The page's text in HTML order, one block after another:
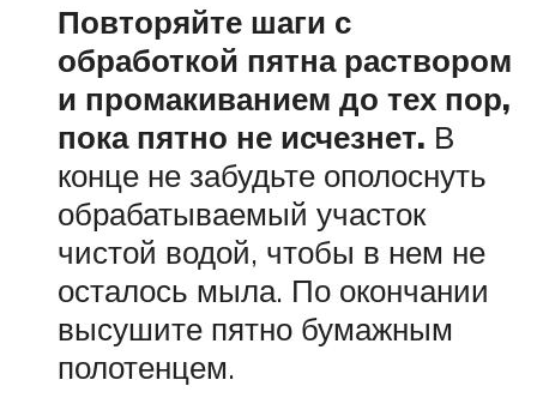
Повторяйте шаги с
обработкой пятна раствором
и промакиванием до тех пор,
пока пятно не исчезнет. В
конце не забудьте ополоснуть
обрабатываемый участок
чистой водой, чтобы в нем не
осталось мыла. По окончании
высушите пятно бумажным
полотенцем.